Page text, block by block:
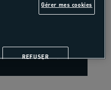
7 jours, 6 nuits
Gérer mes cookies
REFUSER